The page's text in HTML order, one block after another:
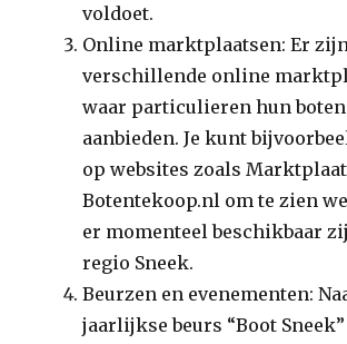
voldoet.
Online marktplaatsen: Er
verschillende online
waar particulieren hun
aanbieden. Je kunt
op websites zoals
Botentekoop.nl om te zien
er momenteel beschikbaar
regio Sneek.
Beurzen en evenementen:
jaarlijkse beurs “Boot